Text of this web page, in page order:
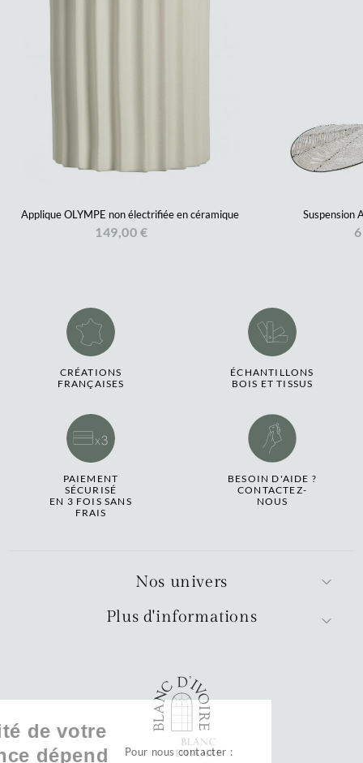
Applique OLYMPE non électrifiée en céramique
149,00 €
Suspension
CRÉATIONS
FRANÇAISES
ÉCHANTILLONS
BOIS ET TISSUS
PAIEMENT
SÉCURISÉ
EN 3 FOIS SANS
FRAIS
BESOIN D'AIDE ?
CONTACTEZ-
NOUS
Nos univers
Pour nous contacter :
Plus d'informations
La qualité de votre
expérience dépend